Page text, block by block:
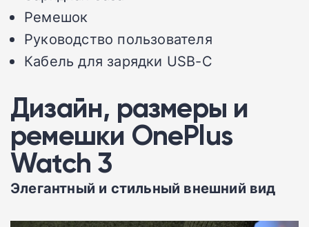
Ремешок
Руководство пользователя
Кабель для зарядки USB-C
Дизайн, размеры и
ремешки OnePlus
Watch 3
Элегантный и стильный внешний вид